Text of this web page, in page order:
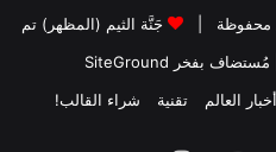
جَنَّة الثيم (المظهر) تم
| مُستضاف بفخر SiteGround
أخبار العالم تقنية شراء القالب!